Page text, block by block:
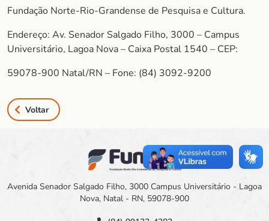
Fundação Norte-Rio-Grandense de Pesquisa e Cultura.
Endereço: Av. Senador Salgado Filho, 3000 – Campus
Universitário, Lagoa Nova – Caixa Postal 1540 – CEP:
59078-900 Natal/RN – Fone: (84) 3092-9200
Voltar
Avenida Senador Salgado Filho, 3000 Campus Universitário - Lagoa
Nova, Natal - RN, 59078-900